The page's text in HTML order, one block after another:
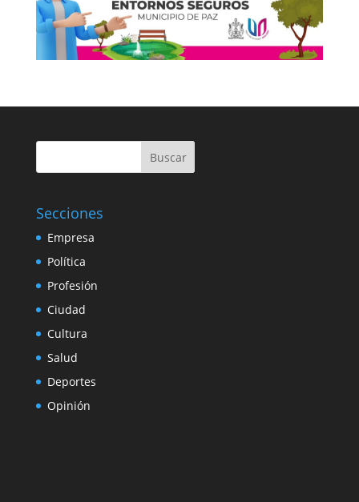
Buscar
Secciones
Empresa
Política
Profesión
Ciudad
Cultura
Salud
Deportes
Opinión